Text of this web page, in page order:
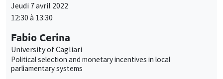
Jeudi 7 avril 2022
12:30 à 13:30
Fabio Cerina
University of Cagliari
Political selection and monetary incentives in local
parliamentary systems